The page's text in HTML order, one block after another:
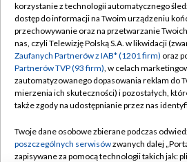
TVP
Abonament TVP
Emisja w TVP
Centrum informacji TVP
Naziemna Telewizja Cyfrowa
Rada Programowa
Regulamin
Polityka
Moje zgody
Pomoc
Kontakt
korzystanie z technologii automatycznego
dostęp do informacji na Twoim urządzeniu
przechowywanie oraz na przetwarzanie
nas, czyli Telewizję Polską S.A. w likwidacji
Zaufanych Partnerów z IAB* (1201 firm) oraz
Partnerów TVP (93 firm), w celach
zautomatyzowanego dopasowania reklam do
mierzenia ich skuteczności) i pozostałych,
także zgody na udostępnianie przez nas
Twoje dane osobowe zbierane podczas
poszczególnych serwisówzwanych dalej
zapisywane za pomocą technologii takich jak: